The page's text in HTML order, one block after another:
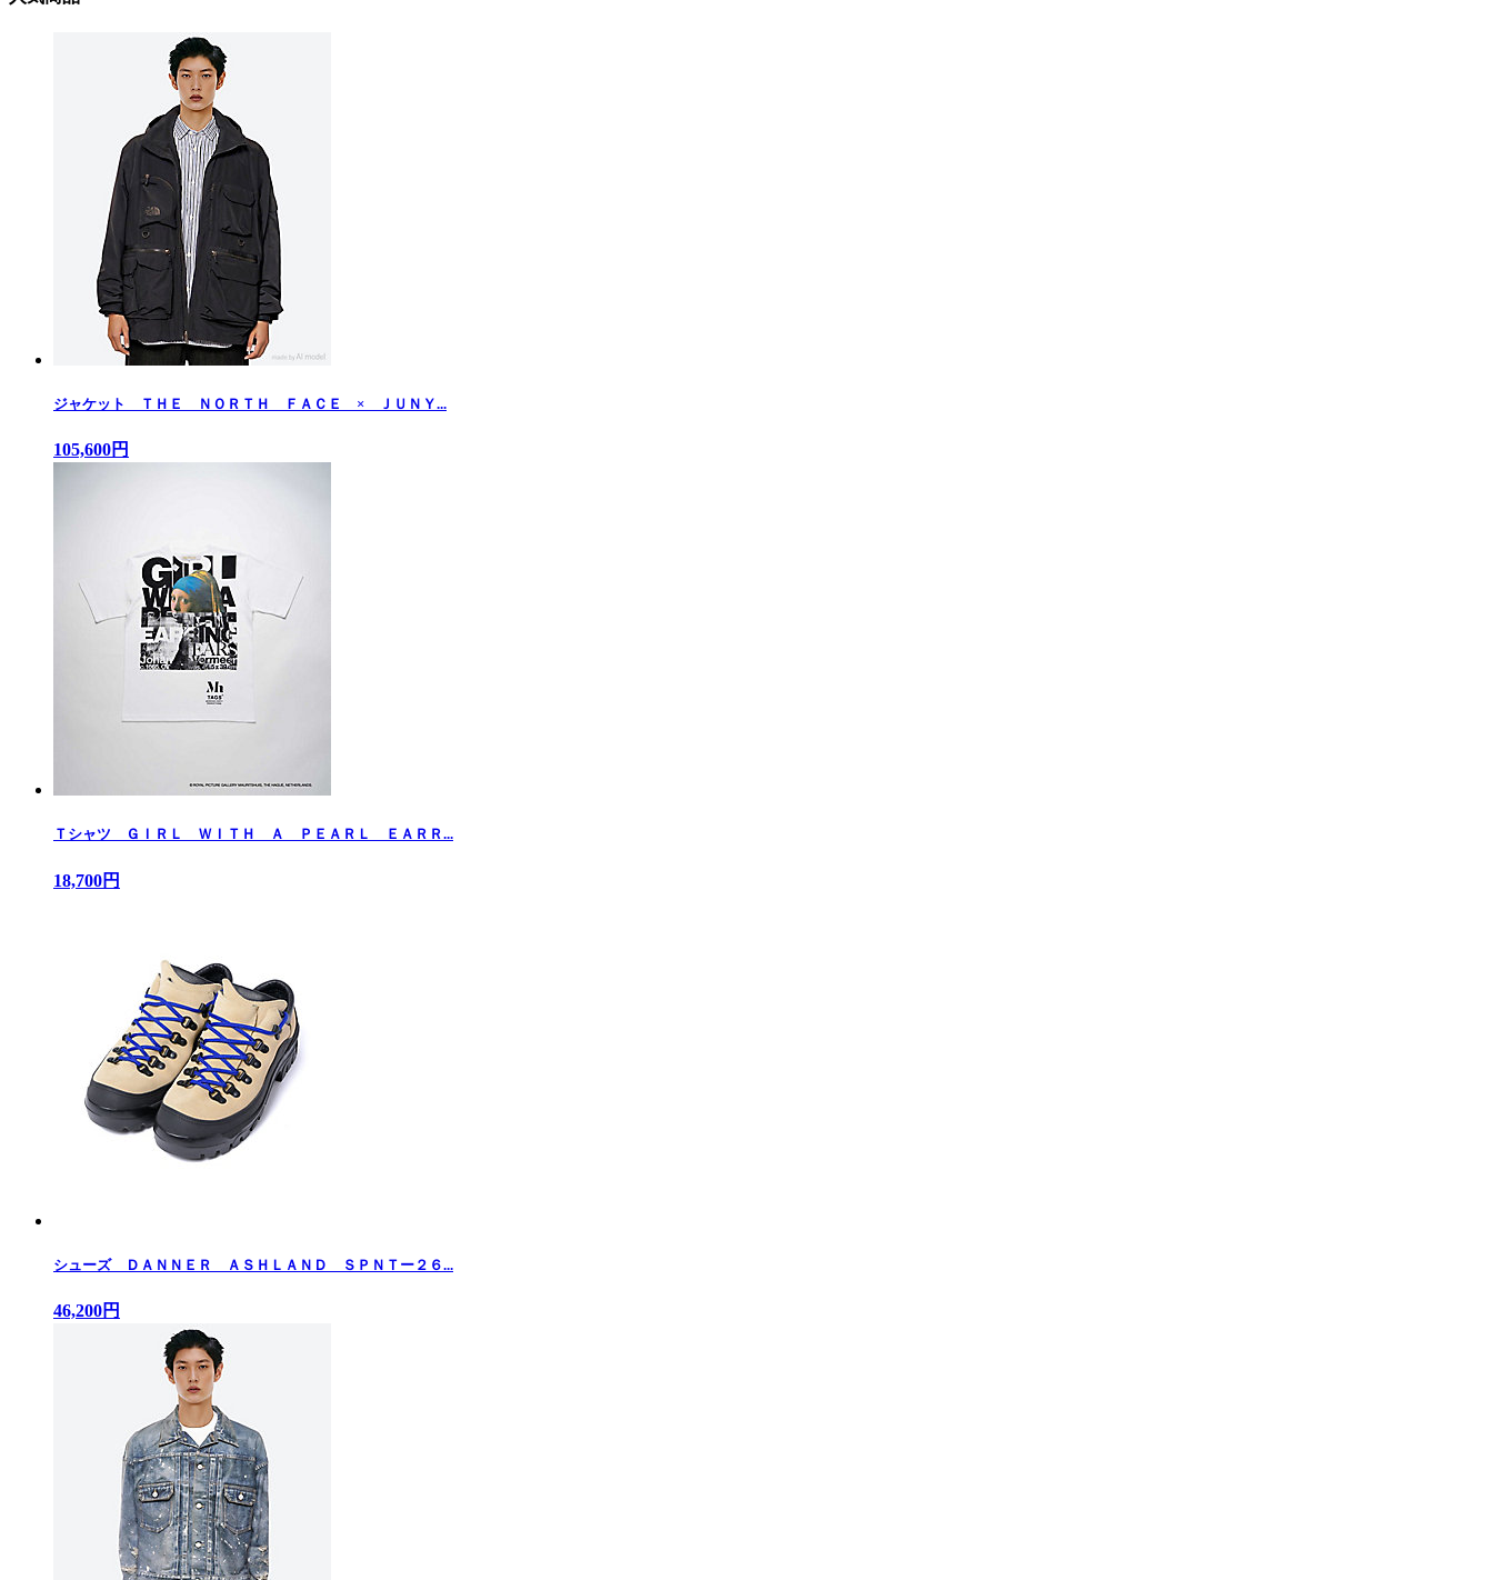
ジャケット ＴＨＥ ＮＯＲＴＨ ＦＡＣＥ × ＪＵＮＹ...
105,600円
Ｔシャツ ＧＩＲＬ ＷＩＴＨ Ａ ＰＥＡＲＬ ＥＡＲＲ...
18,700円
シューズ ＤＡＮＮＥＲ ＡＳＨＬＡＮＤ ＳＰＮＴー２６...
46,200円